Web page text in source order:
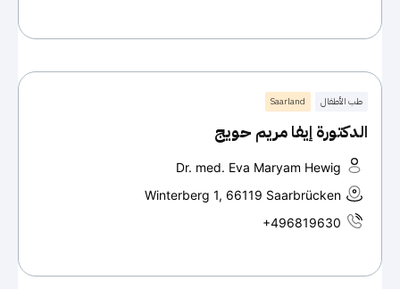
طب الأطفال Saarland
الدكتورة إيفا مريم حويج
Dr. med. Eva Maryam Hewig
Winterberg 1, 66119 Saarbrücken
+496819630